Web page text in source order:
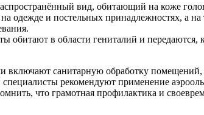
вид, обитающий на коже
и постельных принадлежностях, а на
обитают в области гениталий и передаются,
санитарную обработку
рекомендуют применение
что грамотная профилактика и